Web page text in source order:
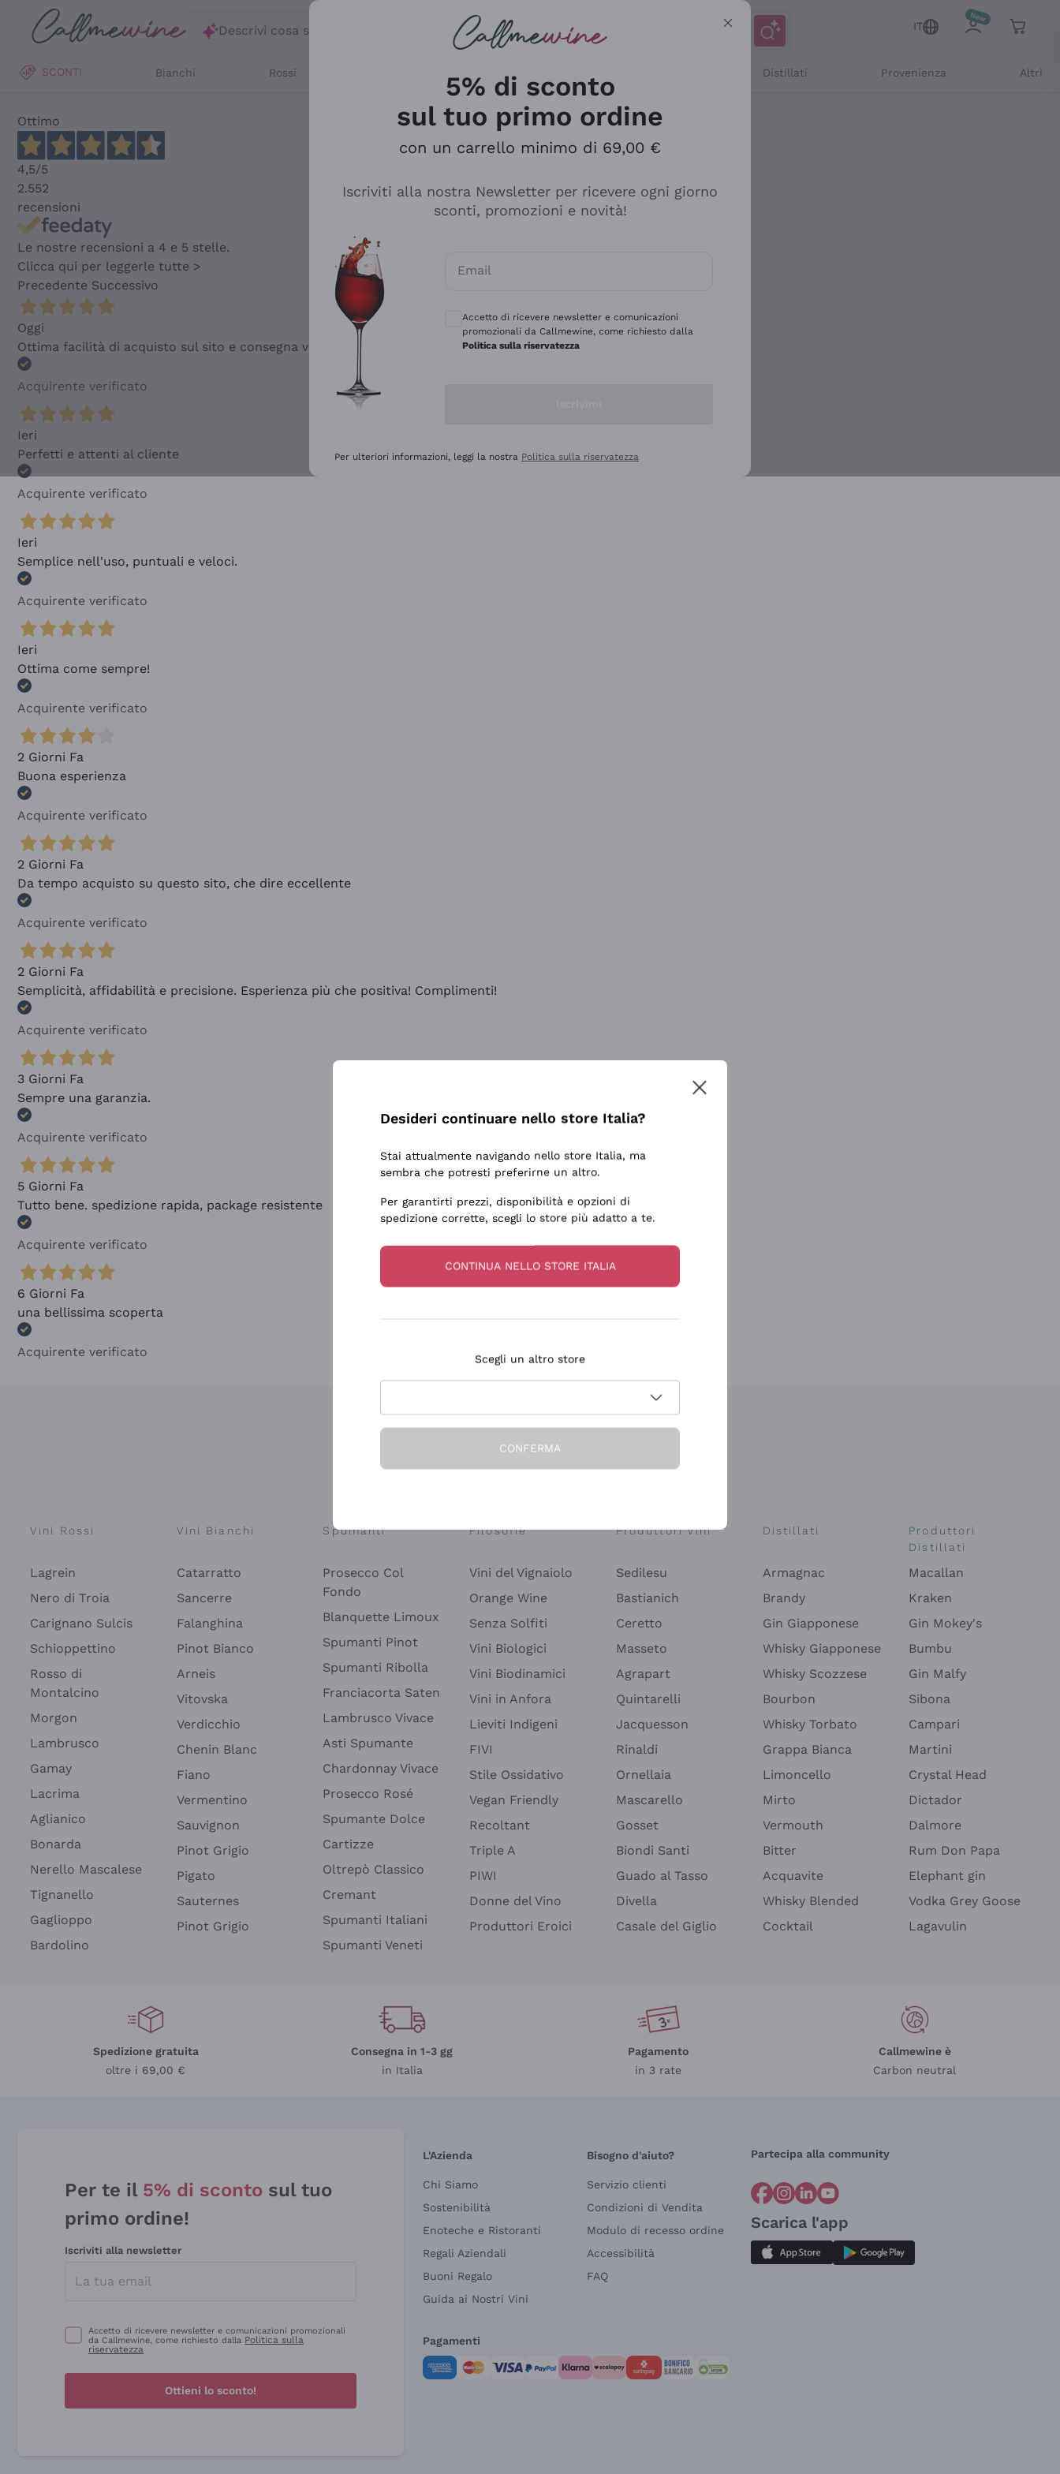
Salta al contenuto principale
Descrivi cosa stai cercando
IT
SCONTI Bianchi Rossi Distillati Provenienza Altri
Ottimo
4,5/5
2.552
recensioni
Le nostre recensioni a 4 e 5 stelle.
Clicca qui per leggerle tutte >
Precedente Successivo
Oggi
Ottima facilità di acquisto sul sito e consegna velocissima
Acquirente verificato
Ieri
Perfetti e attenti al cliente
Acquirente verificato
Ieri
Semplice nell'uso, puntuali e veloci.
Acquirente verificato
Ieri
Ottima come sempre!
Acquirente verificato
2 Giorni Fa
Buona esperienza
Acquirente verificato
2 Giorni Fa
Da tempo acquisto su questo sito, che dire eccellente
Acquirente verificato
2 Giorni Fa
Semplicità, affidabilità e precisione. Esperienza più che positiva! Complimenti!
Acquirente verificato
3 Giorni Fa
Sempre una garanzia.
Acquirente verificato
5 Giorni Fa
Tutto bene. spedizione rapida, package resistente
Acquirente verificato
6 Giorni Fa
una bellissima scoperta
Acquirente verificato
Esplora il catalogo
Vini Rossi
Lagrein
Nero di Troia
Carignano Sulcis
Schioppettino
Rosso di
Montalcino
Morgon
Lambrusco
Gamay
Lacrima
Aglianico
Bonarda
Nerello Mascalese
Tignanello
Gaglioppo
Bardolino
Vini Bianchi
Catarratto
Sancerre
Falanghina
Pinot Bianco
Arneis
Vitovska
Verdicchio
Chenin Blanc
Fiano
Vermentino
Sauvignon
Pinot Grigio
Pigato
Sauternes
Pinot Grigio
Spumanti
Prosecco Col
Fondo
Blanquette Limoux
Spumanti Pinot
Spumanti Ribolla
Franciacorta Saten
Lambrusco Vivace
Asti Spumante
Chardonnay Vivace
Prosecco Rosé
Spumante Dolce
Cartizze
Oltrepò Classico
Cremant
Spumanti Italiani
Spumanti Veneti
Filosofie
Vini del Vignaiolo
Orange Wine
Senza Solfiti
Vini Biologici
Vini Biodinamici
Vini in Anfora
Lieviti Indigeni
FIVI
Stile Ossidativo
Vegan Friendly
Recoltant
Triple A
PIWI
Donne del Vino
Produttori Eroici
Produttori Vini
Sedilesu
Bastianich
Ceretto
Masseto
Agrapart
Quintarelli
Jacquesson
Rinaldi
Ornellaia
Mascarello
Gosset
Biondi Santi
Guado al Tasso
Divella
Casale del Giglio
Distillati
Armagnac
Brandy
Gin Giapponese
Whisky Giapponese
Whisky Scozzese
Bourbon
Whisky Torbato
Grappa Bianca
Limoncello
Mirto
Vermouth
Bitter
Acquavite
Whisky Blended
Cocktail
Produttori
Distillati
Macallan
Kraken
Gin Mokey's
Bumbu
Gin Malfy
Sibona
Campari
Martini
Crystal Head
Dictador
Dalmore
Rum Don Papa
Elephant gin
Vodka Grey Goose
Lagavulin
Spedizione gratuita
oltre i 69,00 €
Consegna in 1-3 gg
in Italia
Pagamento
in 3 rate
Callmewine è
Carbon neutral
Per te il 5% di sconto sul tuo
primo ordine!
Iscriviti alla newsletter
Accetto di ricevere newsletter e comunicazioni promozionali
da Callmewine, come richiesto dalla Politica sulla
riservatezza
Ottieni lo sconto!
L'Azienda
Chi Siamo
Sostenibilità
Enoteche e Ristoranti
Regali Aziendali
Buoni Regalo
Guida ai Nostri Vini
Bisogno d'aiuto?
Servizio clienti
Condizioni di Vendita
Modulo di recesso ordine
Accessibilità
FAQ
Partecipa alla community
Scarica l'app
Pagamenti
5% di sconto
sul tuo primo ordine
con un carrello minimo di 69,00 €
Iscriviti alla nostra Newsletter per ricevere ogni giorno
sconti, promozioni e novità!
Email
Accetto di ricevere newsletter e comunicazioni
promozionali da Callmewine, come richiesto dalla
Politica sulla riservatezza
Per ulteriori informazioni, leggi la nostra Politica sulla riservatezza
Desideri continuare nello store Italia?
Stai attualmente navigando nello store Italia, ma
sembra che potresti preferirne un altro.
Per garantirti prezzi, disponibilità e opzioni di
spedizione corrette, scegli lo store più adatto a te.
CONTINUA NELLO STORE ITALIA
Scegli un altro store
CONFERMA